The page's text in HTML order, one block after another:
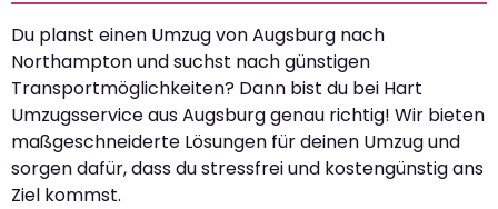
Du planst einen Umzug von Augsburg nach
Northampton und suchst nach günstigen
Transportmöglichkeiten? Dann bist du bei Hart
Umzugsservice aus Augsburg genau richtig! Wir bieten
maßgeschneiderte Lösungen für deinen Umzug und
sorgen dafür, dass du stressfrei und kostengünstig ans
Ziel kommst.